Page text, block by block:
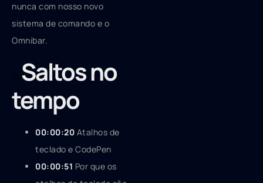
nunca com nosso novo
sistema de comando e o
Omnibar.
Saltos no
tempo
00:00:20 Atalhos de
teclado e CodePen
00:00:51 Por que os